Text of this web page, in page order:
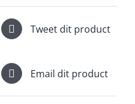
Tweet dit product
Email dit product